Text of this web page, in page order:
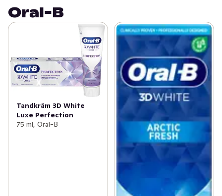
Oral-B
Tandkräm 3D White
Luxe Perfection
75 ml, Oral-B